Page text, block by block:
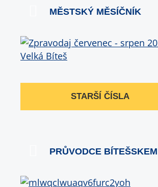
MĚSTSKÝ MĚSÍČNÍK
STARŠÍ ČÍSLA
PRŮVODCE BÍTEŠSKEM